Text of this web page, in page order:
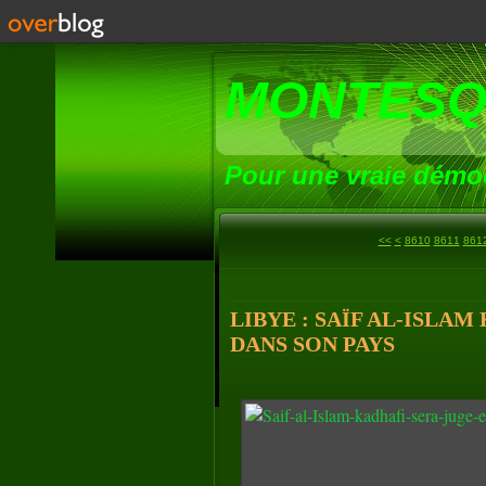
Pour une vraie
<< < 8600
8610 8611
LIBYE : SAÏF AL-ISLAM
DANS SON PAYS